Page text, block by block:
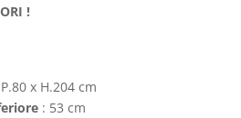
!
x H.204 cm
: 53 cm